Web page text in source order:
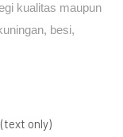
kualitas maupun
besi,
(text only)